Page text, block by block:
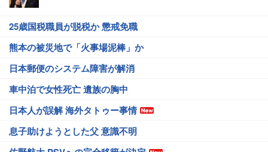
25歳国税職員が脱税か 懲戒免職
熊本の被災地で「火事場泥棒」か
日本郵便のシステム障害が解消
車中泊で女性死亡 遺族の胸中
日本人が誤解 海外タトゥー事情
息子助けようとした父 意識不明